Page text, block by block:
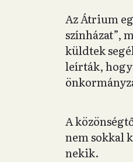
Az Átrium
színházat”,
küldtek
leírták,
A
nem sokkal
nekik.